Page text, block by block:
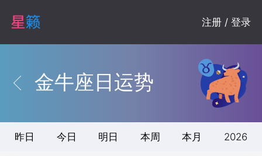
注册 / 登录
金牛座日运势
昨日 今日 明日 本周 本月 2026